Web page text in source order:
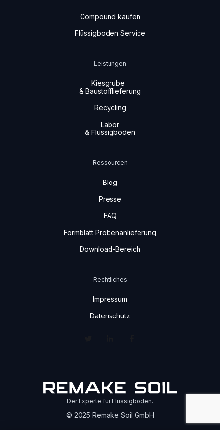
Compound kaufen
Flüssigboden Service
Leistungen
Kiesgrube
& Baustofflieferung
Recycling
Labor
& Flüssigboden
Ressourcen
Blog
Presse
FAQ
Formblatt Probenanlieferung
Download-Bereich
Rechtliches
Impressum
Datenschutz
Der Experte für Flüssigboden.
© 2025 Remake Soil GmbH